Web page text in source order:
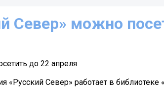
Север» можно
до 22 апреля
«Русский Север» работает в